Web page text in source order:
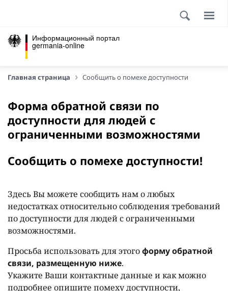
Информационный портал
germania-online
Главная страница Сообщить о помехе доступности
Форма обратной связи по
доступности для людей с
ограниченными возможностями
Сообщить о помехе доступности!
Здесь Вы можете сообщить нам о любых
недостатках относительно соблюдения требований
по доступности для людей с ограниченными
возможностями.
Просьба использовать для этогоформу обратной
связи, размещенную ниже.
Укажите Ваши контактные данные и как можно
подробнее опишите помеху доступности,